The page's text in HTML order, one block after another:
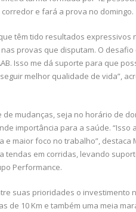
e fará a prova no domingo.
têm tido resultados expressivos
provas que disputam. O desafio
Isso me dá suporte para que
melhor qualidade de vida”,
mudanças, seja no horário de
importância para a saúde. “Isso
maior foco no trabalho”, destaca
tendas em corridas, levando
Performance.
suas prioridades o investimento
de 10 Km e também uma meia